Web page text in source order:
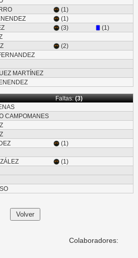
(1)
(1)
(3)
(1)
(2)
MARTÍNEZ
Faltas:(3)
CAMPOMANES
(1)
(1)
Colaboradores: